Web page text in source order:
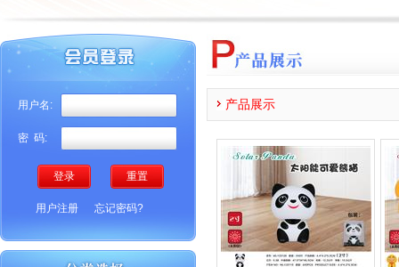
用户名:
密 码:
重置
用户注册 忘记密码?
产品展示